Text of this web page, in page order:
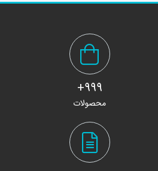
999+
محصولات